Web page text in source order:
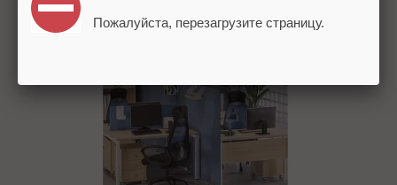
Пожалуйста, перезагрузите страницу.